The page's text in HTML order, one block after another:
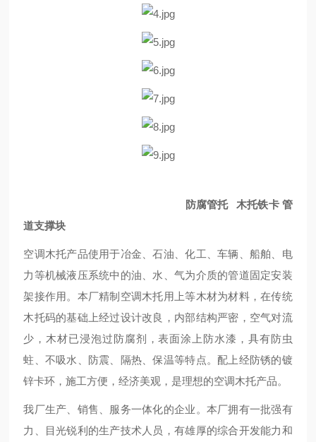
防腐管托 木托铁卡 管
道支撑块
空调木托产品使用于冶金、石油、化工、车辆、船舶、电
力等机械液压系统中的油、水、气为介质的管道固定安装
架接作用。本厂精制空调木托用上等木材为材料，在传统
木托码的基础上经过设计改良，内部结构严密，空气对流
少，木材已浸泡过防腐剂，表面涂上防水漆，具有防虫
蛀、不吸水、防震、隔热、保温等特点。配上经防锈的镀
锌卡环，施工方便，经济美观，是理想的空调木托产品。
我厂生产、销售、服务一体化的企业。本厂拥有一批强有
力、目光锐利的生产技术人员，有雄厚的综合开发能力和